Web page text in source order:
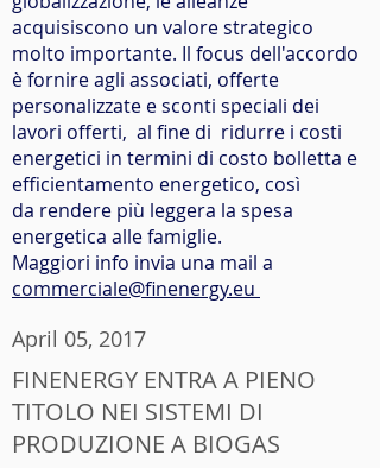
acquisiscono un valore strategico
molto importante. Il focus dell'accordo
è fornire agli associati, offerte
personalizzate e sconti speciali dei
lavori offerti, al fine di ridurre i costi
energetici in termini di costo bolletta e
efficientamento energetico, così
da rendere più leggera la spesa
energetica alle famiglie.
Maggiori info invia una mail a
commerciale@finenergy.eu
April 05, 2017
FINENERGY ENTRA A PIENO
TITOLO NEI SISTEMI DI
PRODUZIONE A BIOGAS